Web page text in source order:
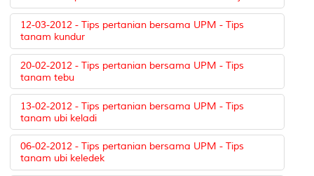
12-03-2012 - Tips pertanian bersama UPM - Tips
tanam kundur
20-02-2012 - Tips pertanian bersama UPM - Tips
tanam tebu
13-02-2012 - Tips pertanian bersama UPM - Tips
tanam ubi keladi
06-02-2012 - Tips pertanian bersama UPM - Tips
tanam ubi keledek